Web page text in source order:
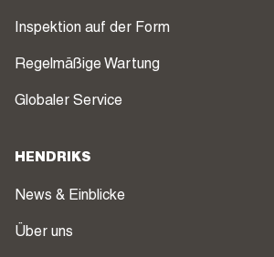
Inspektion auf der Form
Regelmäßige Wartung
Globaler Service
HENDRIKS
News & Einblicke
Über uns